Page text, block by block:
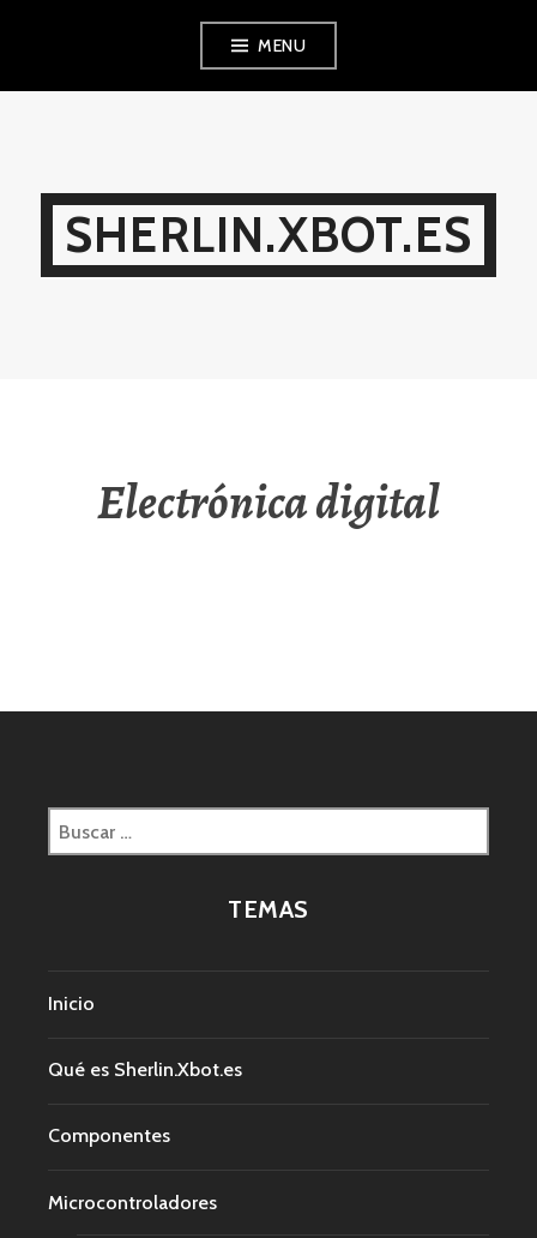
MENU
SHERLIN.XBOT.ES
Electrónica digital
Buscar:
TEMAS
Inicio
Qué es Sherlin.Xbot.es
Componentes
Microcontroladores